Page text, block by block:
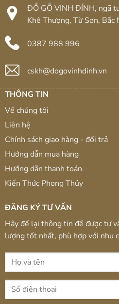
ĐỒ GỖ VINH ĐÍNH, ngã
Khê Thượng, Từ Sơn, Bắc
0387 988 996
cskh@dogovinhdinh.vn
THÔNG TIN
Về chúng tôi
Liên hệ
Chính sách giao hàng - đổi trả
Hướng dẫn mua hàng
Hướng dẫn thanh toán
Kiến Thức Phong Thủy
ĐĂNG KÝ TƯ VẤN
Hãy để lại thông tin để được tư
lượng tốt nhất, phù hợp với nhu